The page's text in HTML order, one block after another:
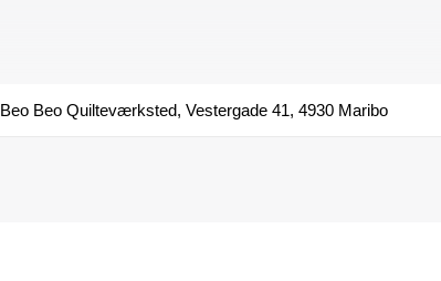
Beo Beo Quilteværksted, Vestergade 41, 4930 Maribo